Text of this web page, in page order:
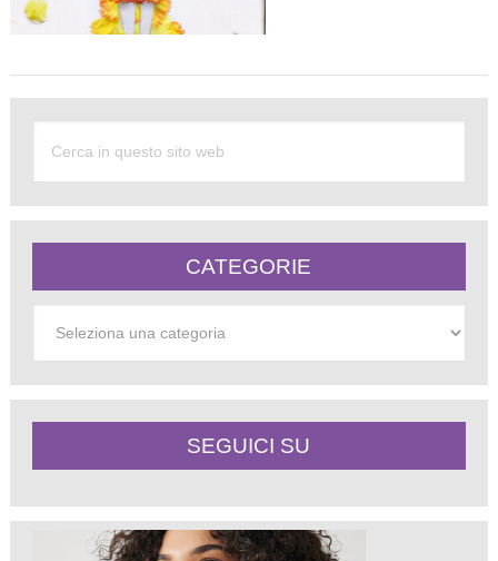
CATEGORIE
SEGUICI SU